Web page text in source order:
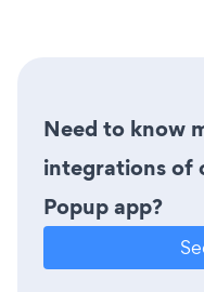
Need to know
integrations of
Popup app?